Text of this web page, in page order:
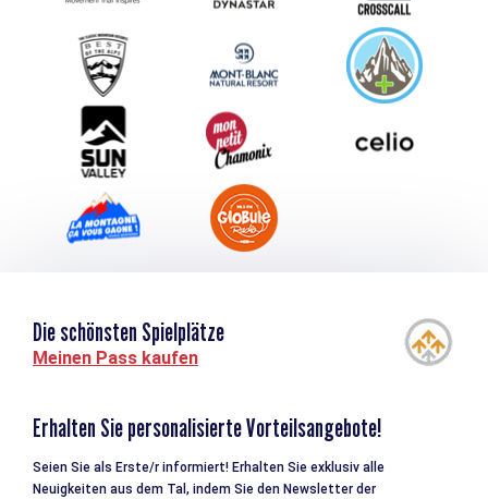
Service groupes et séminaires
Herunterladen
Tourismus & Behinderung
Die schönsten Spielplätze
Meinen Pass kaufen
Erhalten Sie personalisierte Vorteilsangebote!
Seien Sie als Erste/r informiert! Erhalten Sie exklusiv alle
Neuigkeiten aus dem Tal, indem Sie den Newsletter der